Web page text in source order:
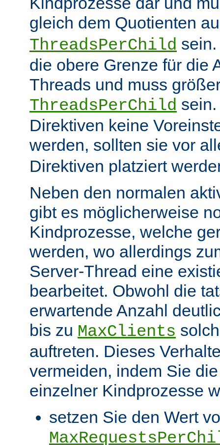
gleich dem Quotienten
ThreadsPerChild
die obere Grenze für die
Threads und muss
ThreadsPerChild
Direktiven keine
werden, sollten sie vor
Direktiven platziert
Neben den normalen
gibt es möglicherweise
Kindprozesse, welche
werden, wo allerdings
Server-Thread eine
bearbeitet. Obwohl die
erwartende Anzahl
bis zu MaxClients
auftreten. Dieses
vermeiden, indem Sie
einzelner Kindprozesse
setzen Sie den Wert